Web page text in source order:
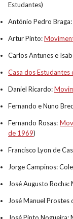
Estudantes)
António Pedro
Artur Pinto:
Carlos Antunes e
Casa dos
Daniel Ricardo:
Fernando e Nuno
Fernando Rosas:
de 1969)
Francisco Lyon de
Jorge Campinos:
José Augusto
José Manuel